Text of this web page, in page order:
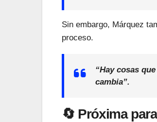
Sin embargo, Márquez
proceso.
“Hay cosas
cambia”.
🔄 Próxima